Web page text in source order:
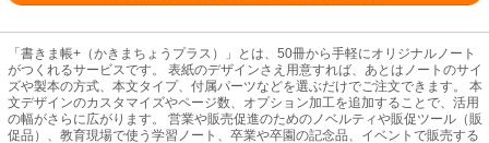
「書きま帳+（かきまちょうプラス）」とは、50冊から手軽にオリジナルノート
がつくれるサービスです。 表紙のデザインさえ用意すれば、あとはノートのサイ
ズや製本の方式、本文タイプ、付属パーツなどを選ぶだけでご注文できます。 本
文デザインのカスタマイズやページ数、オプション加工を追加することで、活用
の幅がさらに広がります。 営業や販売促進のためのノベルティや販促ツール（販
促品）、教育現場で使う学習ノート、卒業や卒園の記念品、イベントで販売する